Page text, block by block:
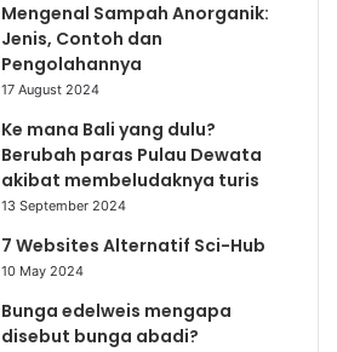
Mengenal Sampah Anorganik:
Jenis, Contoh dan
Pengolahannya
17 August 2024
Ke mana Bali yang dulu?
Berubah paras Pulau Dewata
akibat membeludaknya turis
13 September 2024
7 Websites Alternatif Sci-Hub
10 May 2024
Bunga edelweis mengapa
disebut bunga abadi?